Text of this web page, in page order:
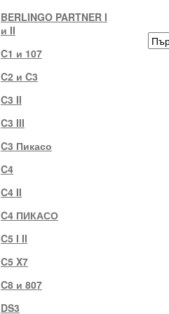
BERLINGO PARTNER I
и II
C1 и 107
C2 и C3
C3 II
C3 III
C3 Пикасо
C4
C4 II
C4 ПИКАСО
C5 I II
C5 X7
C8 и 807
DS3